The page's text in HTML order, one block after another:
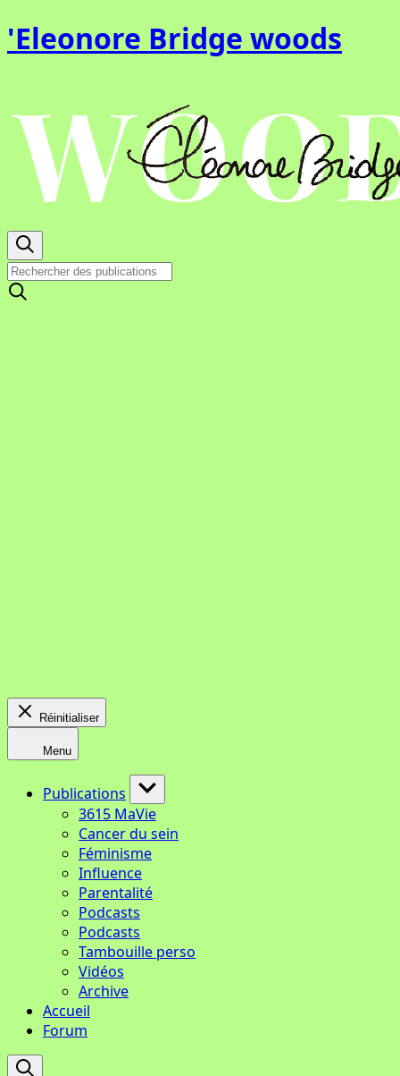
'Eleonore Bridge woods
Réinitialiser
Menu
Publications
3615 MaVie
Cancer du sein
Féminisme
Influence
Parentalité
Podcasts
Podcasts
Tambouille perso
Vidéos
Archive
Accueil
Forum